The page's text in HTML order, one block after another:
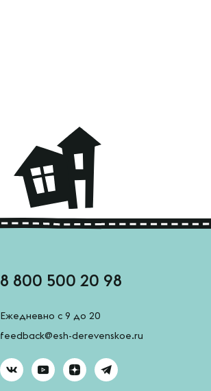
8 800 500 20 98
Ежедневно с 9 до 20
feedback@esh-derevenskoe.ru